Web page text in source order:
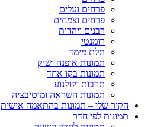
פרחים ועלים
פרחים וצמחים
רבנים ויהדות
רומנטי
תלת מימד
תמונות אופנה ושיק
תמונות בקו אחד
תרבות וקולנוע
תמונות השראה ומוטיבציה
הקיר שלי – תמונות בהתאמה אישית
תמונות לפי חדר